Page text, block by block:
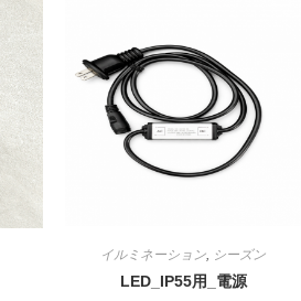
イルミネーション, シーズン
LED_IP55用_電源